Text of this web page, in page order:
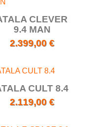
CLEVER
9.4 MAN
2.399,00 €
CULT 8.4
2.119,00 €